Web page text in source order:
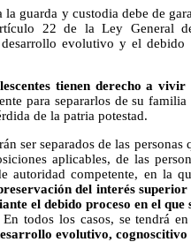
la guarda y custodia debe de
22 de la Ley General
evolutivo y el debido
tienen derecho a
para separarlos de su
de la patria potestad.
ser separados de las personas
aplicables, de las
autoridad competente, en la
del interés superior
el debido proceso en el
En todos los casos, se tendrá
evolutivo, cognoscitivo